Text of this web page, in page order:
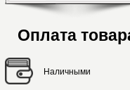
Оплата
Наличными